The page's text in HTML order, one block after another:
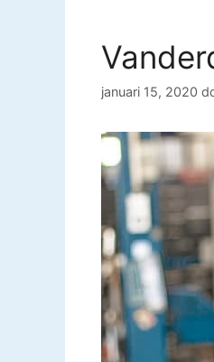
januari 15, 2020